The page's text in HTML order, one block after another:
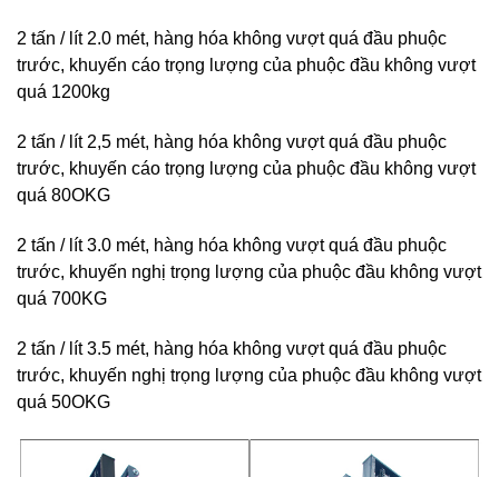
2 tấn / lít 2.0 mét, hàng hóa không vượt quá đầu phuộc
trước, khuyến cáo trọng lượng của phuộc đầu không vượt
quá 1200kg
2 tấn / lít 2,5 mét, hàng hóa không vượt quá đầu phuộc
trước, khuyến cáo trọng lượng của phuộc đầu không vượt
quá 80OKG
2 tấn / lít 3.0 mét, hàng hóa không vượt quá đầu phuộc
trước, khuyến nghị trọng lượng của phuộc đầu không vượt
quá 700KG
2 tấn / lít 3.5 mét, hàng hóa không vượt quá đầu phuộc
trước, khuyến nghị trọng lượng của phuộc đầu không vượt
quá 50OKG